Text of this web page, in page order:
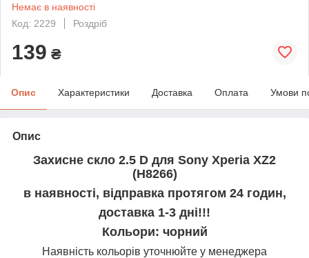
Немає в наявності
Код: 2229
Роздріб
139 ₴
Опис Характеристики Доставка Оплата Умови
Опис
Захисне скло 2.5 D для Sony Xperia XZ2
(H8266)
в наявності, відправка протягом 24 годин,
доставка 1-3 дні!!!
Кольори: чорний
Наявність кольорів уточнюйте у менеджера